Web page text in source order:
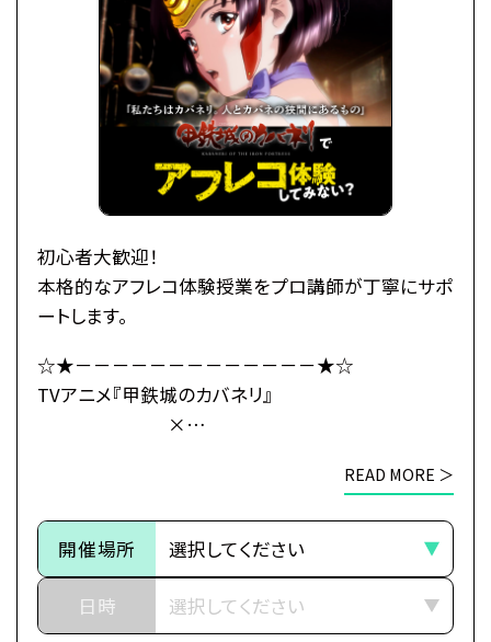
熾烈な戦いを潜り抜け、カバネと人の新たな攻防戦
日本海に面する廃坑駅「海門（うなと）」に辿りつい
生駒たちは、同じくカバネから「海門」を奪取せんとす
玄路、虎落、海門の民と「連合軍」を結成し、
カバネ撃退の策を立てるのだが、
「海門」の地にはある“秘密”が
隠されていたのだった――。
そのため、ご予約状況により、
抽選等の対応をさせていただく場合がございます。
※当日ご参加いただける方には校舎の職員より
予約確定のご連絡をいたします。
それまでは予約完了しておりませんので
初心者大歓迎！
本格的なアフレコ体験授業をプロ講師が丁寧にサポ
ートします。
☆★－－－－－－－－－－－－－★☆
TVアニメ『甲鉄城のカバネリ』
×
☆★－－－－－－－－－－－－－★☆
～イントロダクション～
その旅路の先に、新たな運命（さだめ）
世界中に産業革命の波が押し寄せ、
READ MORE ＞
開催場所
日時